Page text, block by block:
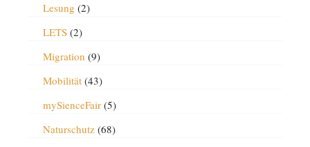
Lesung (2)
LETS(2)
Migration (9)
Mobilität(43)
mySienceFair(5)
Naturschutz(68)